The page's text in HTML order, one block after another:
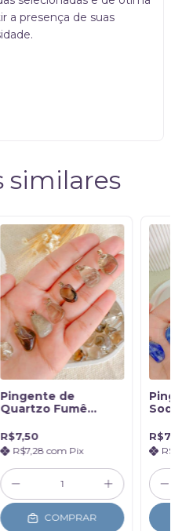
a presença de suas
similares
Pingente de
Quartzo Fumê
R$7,50
R$7,28com Pix
COMPRAR